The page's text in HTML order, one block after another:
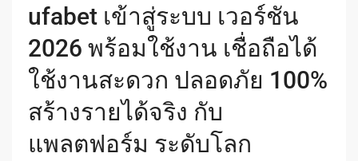
ufabet เข้าสู่ระบบ เวอร์ชัน
2026 พร้อมใช้งาน เชื่อถือได้
ใช้งานสะดวก ปลอดภัย 100%
สร้างรายได้จริง กับ
แพลตฟอร์ม ระดับโลก